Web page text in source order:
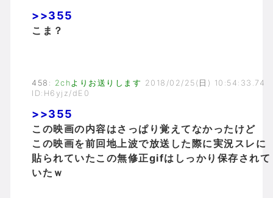
>>355
こま？
458 : 2chよりお送りします 2018/02/25(日) 10:54:33.74
ID:H6yjz/dE0
>>355
この映画の内容はさっぱり覚えてなかったけど
この映画を前回地上波で放送した際に実況スレに
貼られていたこの無修正gifはしっかり保存されて
いたｗ